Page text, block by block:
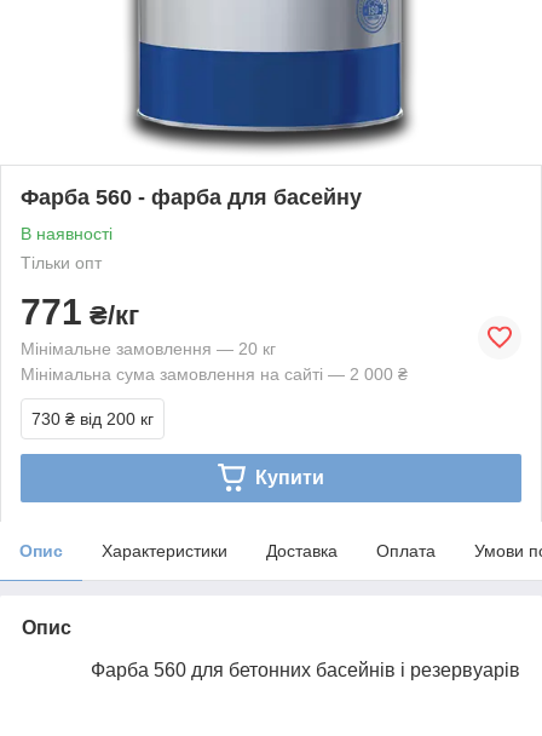
Фарба 560 - фарба для басейну
В наявності
Тільки опт
771 ₴/кг
Мінімальне замовлення — 20 кг
Мінімальна сума замовлення на сайті — 2 000 ₴
730 ₴ від 200 кг
Купити
Опис Характеристики Доставка Оплата Умови
Опис
Фарба 560 для бетонних басейнів і резервуарів